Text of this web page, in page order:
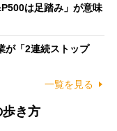
は足踏み」が意味
が「2連続ストップ
一覧を見る
き方